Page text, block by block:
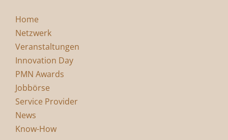
Home
Netzwerk
Veranstaltungen
Innovation Day
PMN Awards
Jobbörse
Service Provider
News
Know-How